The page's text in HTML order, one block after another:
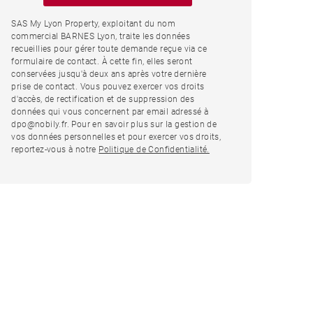
SAS My Lyon Property, exploitant du nom
commercial BARNES Lyon, traite les données
recueillies pour gérer toute demande reçue via ce
formulaire de contact. À cette fin, elles seront
conservées jusqu'à deux ans après votre dernière
prise de contact. Vous pouvez exercer vos droits
d'accès, de rectification et de suppression des
données qui vous concernent par email adressé à
dpo@nobily.fr. Pour en savoir plus sur la gestion de
vos données personnelles et pour exercer vos droits,
reportez-vous à notre Politique de Confidentialité.